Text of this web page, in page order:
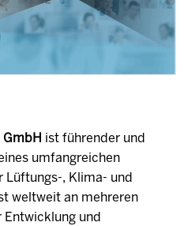
GmbH ist führender und
umfangreichen
Lüftungs-, Klima- und
weltweit an mehreren
und